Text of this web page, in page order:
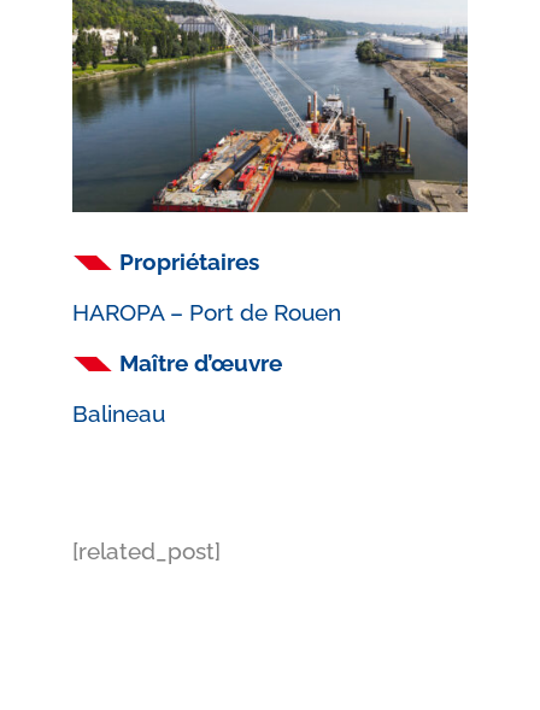
Propriétaires
HAROPA – Port de Rouen
Maître d’œuvre
Balineau
[related_post]